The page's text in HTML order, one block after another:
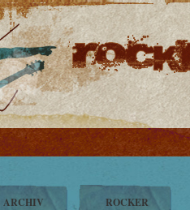
ARCHIV ROCKER